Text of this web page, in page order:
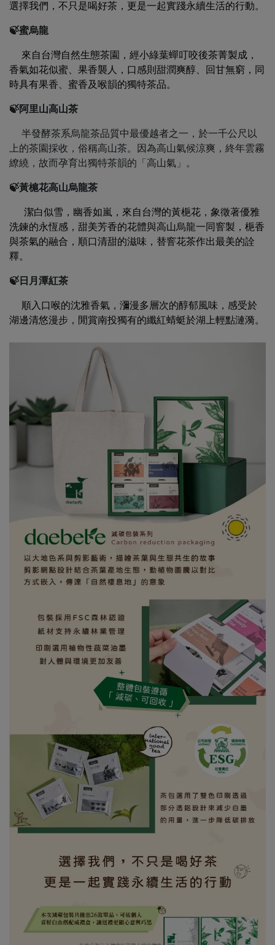
選擇我們，不只是喝好茶，更是一起實踐永續生活的行動。
🍃蜜烏龍
來自台灣自然生態茶園，經小綠葉蟬叮咬後茶菁製成，
香氣如花似蜜、果香襲人，口感則甜潤爽醇、回甘無窮，同
時具有果香、蜜香及喉韻的獨特茶品。
🍃阿里山高山茶
半發酵茶系烏龍茶品質中最優越者之一，於一千公尺以
上的茶園採收，俗稱高山茶。因為高山氣候涼爽，終年雲霧
繚繞，故而孕育出獨特茶韻的「高山氣」。
🍃黃槴花高山烏龍茶
潔白似雪，幽香如嵐，來自台灣的黃梔花，象徵著優雅
洗鍊的永恆感，甜美芳香的花體與高山烏龍一同窨製，梔香
與茶氣的融合，順口清甜的滋味，替窨花茶作出最美的詮
釋。
🍃日月潭紅茶
順入口喉的沈雅香氣，瀰漫多層次的醇郁風味，感受於
湖邊清悠漫步，閒賞南投獨有的纖紅蜻蜓於湖上輕點漣漪。